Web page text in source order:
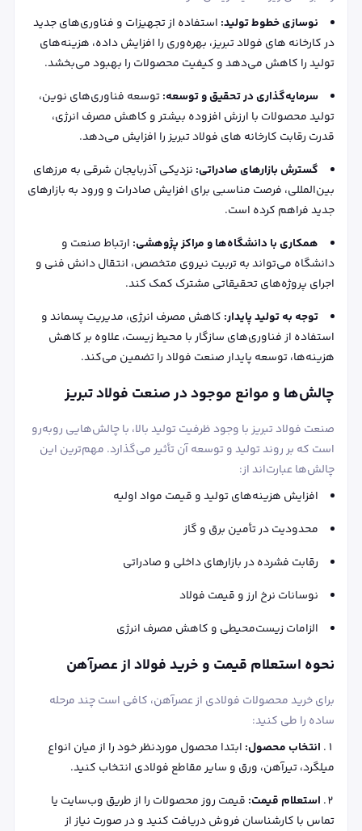
نوسازی خطوط تولید: استفاده از تجهیزات و فناوری‌های جدید
در کارخانه های فولاد تبریز، بهره‌وری را افزایش داده، هزینه‌های
تولید را کاهش می‌دهد و کیفیت محصولات را بهبود می‌بخشد.
سرمایه‌گذاری در تحقیق و توسعه:توسعه فناوری‌های نوین،
تولید محصولات با ارزش افزوده بیشتر و کاهش مصرف انرژی،
قدرت رقابت کارخانه های فولاد تبریز را افزایش می‌دهد.
گسترش بازارهای صادراتی: نزدیکی آذربایجان شرقی به مرزهای
بین‌المللی، فرصت مناسبی برای افزایش صادرات و ورود به بازارهای
جدید فراهم کرده است.
همکاری با دانشگاه‌ها و مراکز پژوهشی: ارتباط صنعت و
دانشگاه می‌تواند به تربیت نیروی متخصص، انتقال دانش فنی و
اجرای پروژه‌های تحقیقاتی مشترک کمک کند.
توجه به تولید پایدار: کاهش مصرف انرژی، مدیریت پسماند و
استفاده از فناوری‌های سازگار با محیط‌ زیست، علاوه بر کاهش
هزینه‌ها، توسعه پایدار صنعت فولاد را تضمین می‌کند.
چالش‌ها و موانع موجود در صنعت فولاد تبریز
صنعت فولاد تبریز با وجود ظرفیت تولید بالا، با چالش‌هایی روبه‌رو
است که بر روند تولید و توسعه آن تأثیر می‌گذارد. مهم‌ترین این
چالش‌ها عبارت‌اند از:
افزایش هزینه‌های تولید و قیمت مواد اولیه
محدودیت در تأمین برق و گاز
رقابت فشرده در بازارهای داخلی و صادراتی
نوسانات نرخ ارز و قیمت فولاد
الزامات زیست‌محیطی و کاهش مصرف انرژی
نحوه استعلام قیمت و خرید فولاد از عصرآهن
برای خرید محصولات فولادی از عصرآهن، کافی است چند مرحله
ساده را طی کنید:
انتخاب محصول: ابتدا محصول موردنظر خود را از میان انواع
میلگرد، تیرآهن، ورق و سایر مقاطع فولادی انتخاب کنید.
استعلام قیمت: قیمت روز محصولات را از طریق وب‌سایت یا
تماس با کارشناسان فروش دریافت کنید و در صورت نیاز از